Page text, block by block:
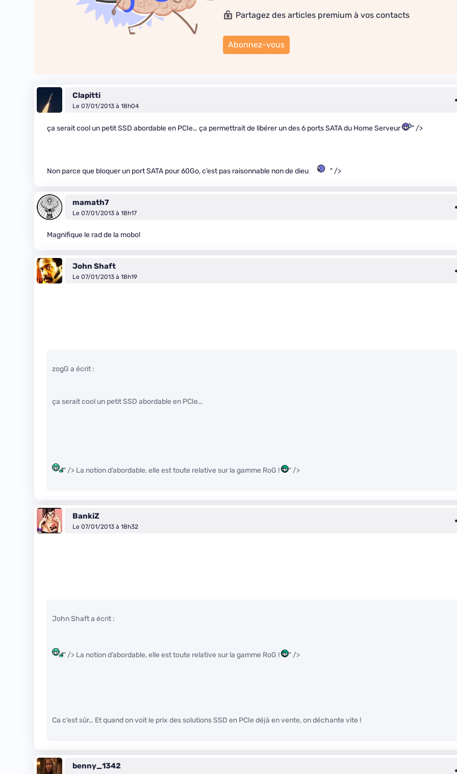
Partagez des articles premium à vos contacts
Abonnez-vous
Clapitti
Le 07/01/2013 à 18h04
ça serait cool un petit SSD abordable en PCIe… ça permettrait de libérer un des 6 ports SATA du Home Serveur " />
Non parce que bloquer un port SATA pour 60Go, c’est pas raisonnable non de dieu " />
mamath7
Le 07/01/2013 à 18h17
Magnifique le rad de la mobo!
John Shaft
Le 07/01/2013 à 18h19
zogG a écrit :
ça serait cool un petit SSD abordable en PCIe…
" /> La notion d’abordable, elle est toute relative sur la gamme RoG ! " />
BankiZ
Le 07/01/2013 à 18h32
John Shaft a écrit :
" /> La notion d’abordable, elle est toute relative sur la gamme RoG ! " />
Ca c’est sûr… Et quand on voit le prix des solutions SSD en PCIe déjà en vente, on déchante vite !
benny_1342